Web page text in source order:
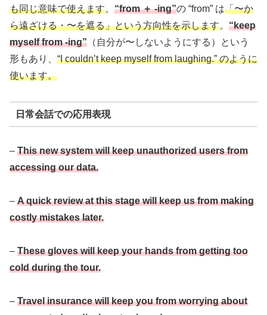
も同じ意味で使えます。 “from ＋ -ing”の “from” は「〜か
ら遠ざける・〜を遮る」という方向性を示します。 “keep
myself from -ing” （自分が〜しないようにする）という
形もあり、 “I couldn’t keep myself from laughing.” のように
使います。
日常会話での応用表現
– This new system will keep unauthorized users from
accessing our data.
– A quick review at this stage will keep us from making
costly mistakes later.
– These gloves will keep your hands from getting too
cold during the tour.
– Travel insurance will keep you from worrying about